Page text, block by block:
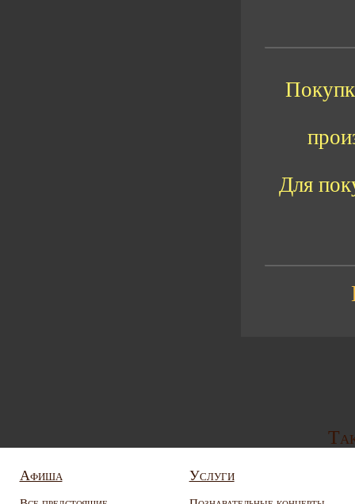
Для
Афиша Услуги